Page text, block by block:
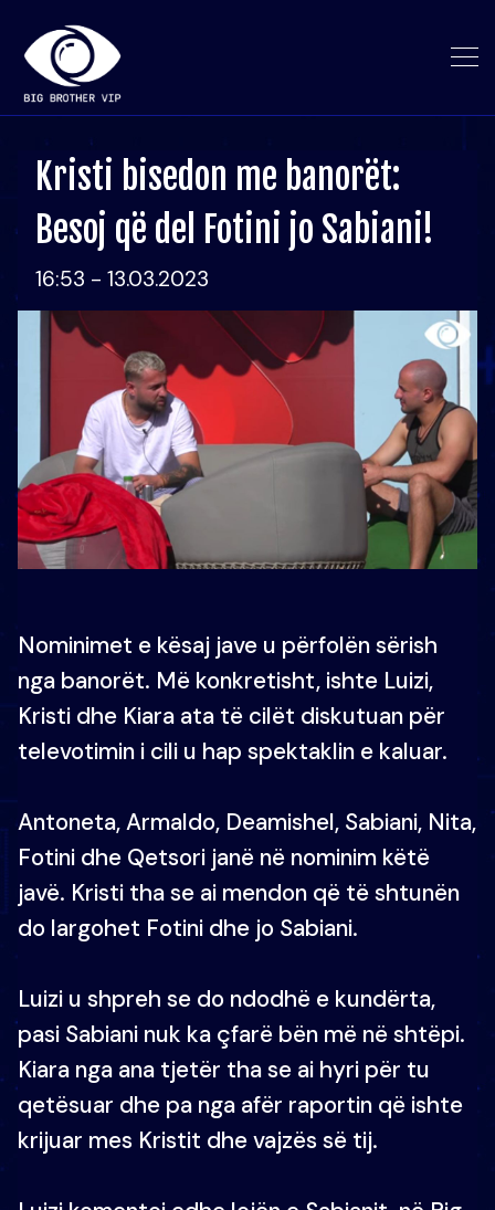
Kristi bisedon me banorët:
Besoj që del Fotini jo Sabiani!
16:53 - 13.03.2023
Nominimet e kësaj jave u përfolën sërish
nga banorët. Më konkretisht, ishte Luizi,
Kristi dhe Kiara ata të cilët diskutuan për
televotimin i cili u hap spektaklin e kaluar.
Antoneta, Armaldo, Deamishel, Sabiani, Nita,
Fotini dhe Qetsori janë në nominim këtë
javë. Kristi tha se ai mendon që të shtunën
do largohet Fotini dhe jo Sabiani.
Luizi u shpreh se do ndodhë e kundërta,
pasi Sabiani nuk ka çfarë bën më në shtëpi.
Kiara nga ana tjetër tha se ai hyri për tu
qetësuar dhe pa nga afër raportin që ishte
krijuar mes Kristit dhe vajzës së tij.